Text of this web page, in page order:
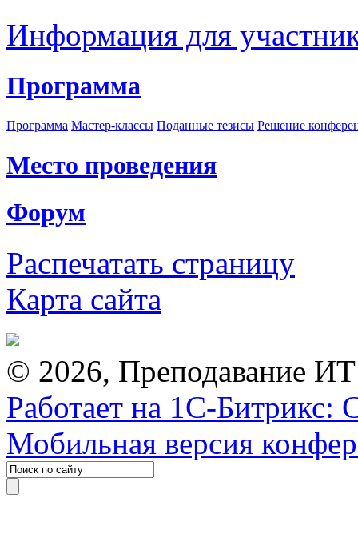
Информация для
Программа
Программа Мастер-классы Поданные тезисы Решение
Место проведения
Форум
Распечатать страницу
Карта сайта
© 2026, Преподавание
Работает на 1С-Битрикс:
Мобильная версия